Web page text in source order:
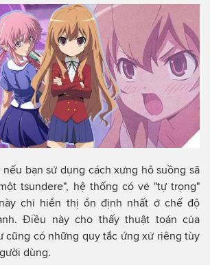
bạn sử dụng cách xưng hô suồng sã
tsundere", hệ thống có vẻ "tự trọng"
chỉ hiển thị ổn định nhất ở chế độ
Điều này cho thấy thuật toán của
cũng có những quy tắc ứng xử riêng tùy
dùng.